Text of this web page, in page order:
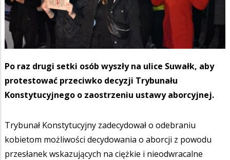
Po raz drugi setki osób wyszły na ulice Suwałk, aby
protestować przeciwko decyzji Trybunału
Konstytucyjnego o zaostrzeniu ustawy aborcyjnej.
Trybunał Konstytucyjny zadecydował o odebraniu
kobietom możliwości decydowania o aborcji z powodu
przesłanek wskazujących na ciężkie i nieodwracalne